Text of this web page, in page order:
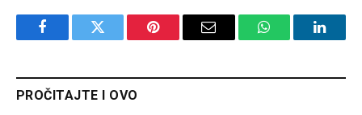
FacebookTwitter Pinterest Email WhatsApp
PROČITAJTE I OVO